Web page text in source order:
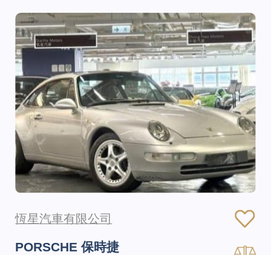
恆星汽車有限公司
PORSCHE 保時捷